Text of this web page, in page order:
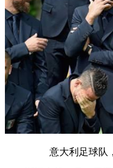
意大利足球队